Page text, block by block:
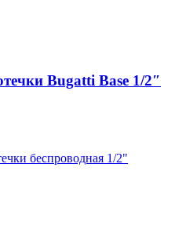
Bugatti Base 1/2″